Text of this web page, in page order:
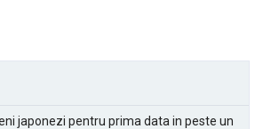
japonezi pentru prima data in peste un